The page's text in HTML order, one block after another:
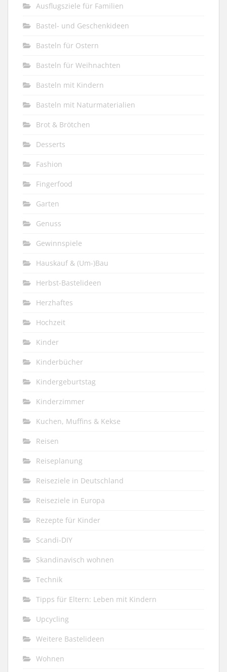
Ausflugsziele für Familien
Bastel- und Geschenkideen
Basteln für Ostern
Basteln für Weihnachten
Basteln mit Kindern
Basteln mit Naturmaterialien
Brot & Brötchen
Desserts
Fashion
Fingerfood
Garten
Genuss
Gewinnspiele
Hauskauf & (Um-)Bau
Herbst-Bastelideen
Herzhaftes
Hochzeit
Kinder
Kinderbücher
Kindergeburtstag
Kinderzimmer
Kuchen, Muffins & Kekse
Reisen
Reiseplanung
Reiseziele in Deutschland
Reiseziele in Europa
Rezepte für Kinder
Scandi-DIY
Skandinavisch wohnen
Technik
Tipps für Eltern: Leben mit Kindern
Upcycling
Weitere Bastelideen
Wohnen